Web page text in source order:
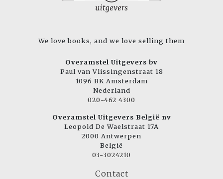
We love books, and we love selling them
Overamstel Uitgevers bv
Paul van Vlissingenstraat 18
1096 BK Amsterdam
Nederland
020-462 4300
Overamstel Uitgevers België nv
Leopold De Waelstraat 17A
2000 Antwerpen
België
03-3024210
Contact